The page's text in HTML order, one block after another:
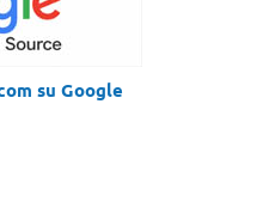
su Google